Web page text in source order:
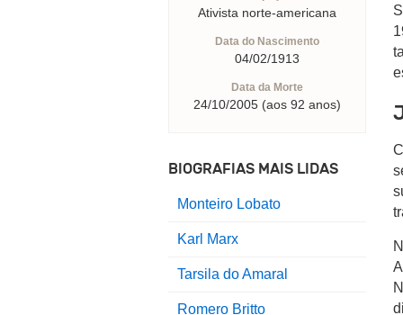
Ativista norte-americana
Data do Nascimento
04/02/1913
Data da Morte
24/10/2005 (aos 92 anos)
BIOGRAFIAS MAIS LIDAS
Monteiro Lobato
Karl Marx
Tarsila do Amaral
Romero Britto